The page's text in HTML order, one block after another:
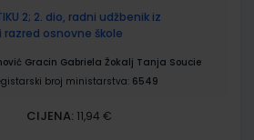
2; 2. dio, radni udžbenik iz
osnovne škole
Gracin Gabriela Žokalj Tanja Soucie
broj ministarstva: 6549
CIJENA: 11,94 €